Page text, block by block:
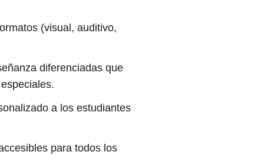
(visual, auditivo,
diferenciadas que
a los estudiantes
para todos los